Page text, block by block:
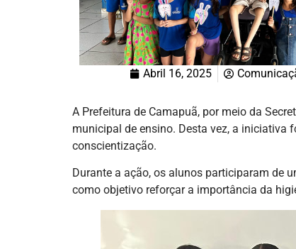
Abril 16, 2025
A Prefeitura de Camapuã, por meio da
municipal de ensino. Desta vez, a iniciativa
conscientização.
Durante a ação, os alunos participaram de
como objetivo reforçar a importância da